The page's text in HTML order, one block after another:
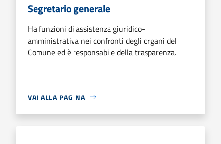
Segretario generale
Ha funzioni di assistenza giuridico-
amministrativa nei confronti degli organi del
Comune ed è responsabile della trasparenza.
VAI ALLA PAGINA